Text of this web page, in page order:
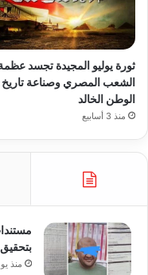
ثورة يوليو المجيدة تجسد
الشعب المصري وصناعة تاريخ
الوطن الخالد
منذ 3 أسابيع
منذ